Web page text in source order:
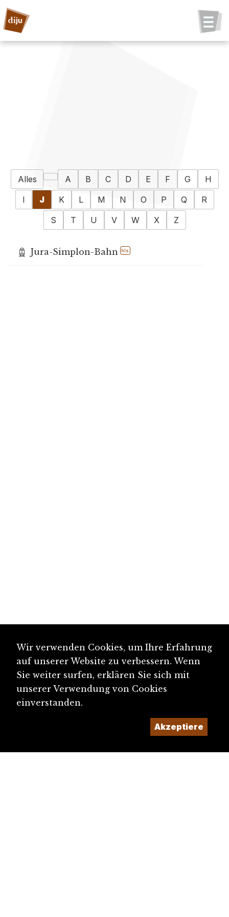
Alles A B C D E F G
H
I
J K L M N O P Q
R
S
T U V W X Z
Jura-Simplon-Bahn hls
Wir verwenden Cookies, um Ihre Erfahrung
auf unserer Website zu verbessern. Wenn
Sie weiter surfen, erklären Sie sich mit
unserer Verwendung von Cookies
einverstanden.
Akzeptiere